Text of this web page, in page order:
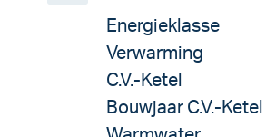
Energieklasse
Verwarming
C.V.-Ketel
Bouwjaar C.V.-Ketel